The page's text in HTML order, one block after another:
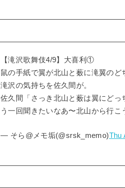
【滝沢歌舞伎4/9】大喜利①
鼠の手紙で翼が北山と薮に滝翼の
滝沢の気持ちを佐久間が。
佐久間「さっき北山と薮は翼にど
う一回聞きたいなあ〜北山から行こ
— そら@メモ垢(@srsk_memo)Thu